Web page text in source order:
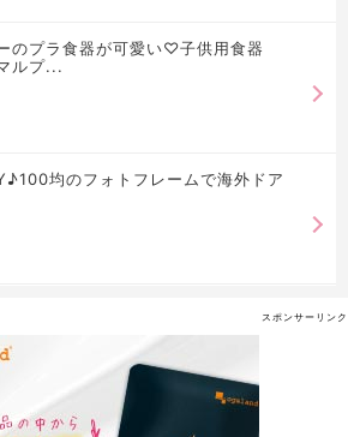
のプラ食器が可愛い♡子供用食器
ルプ...
均のフォトフレームで海外ドア
スポンサーリンク